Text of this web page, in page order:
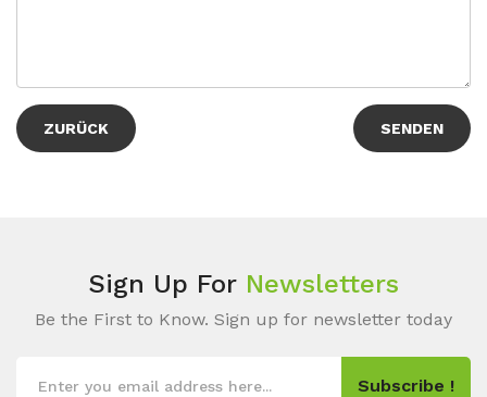
ZURÜCK
Sign Up For Newsletters
Be the First to Know. Sign up for newsletter today
Subscribe !